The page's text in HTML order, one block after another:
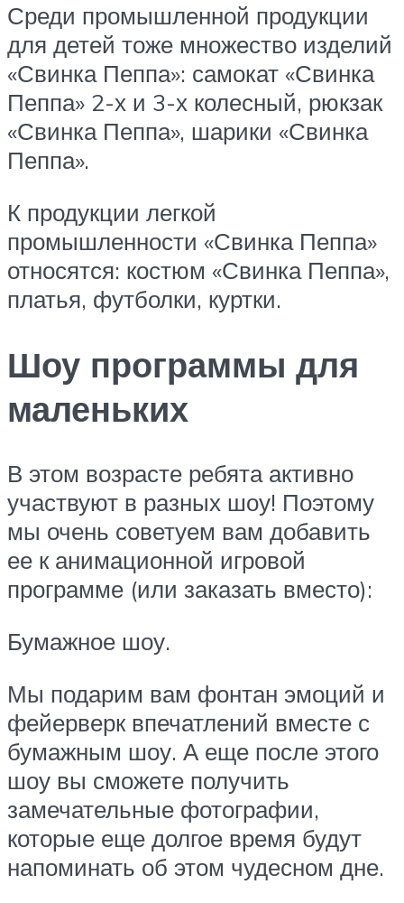
Среди промышленной продукции
для детей тоже множество изделий
«Свинка Пеппа»: самокат «Свинка
Пеппа» 2-х и 3-х колесный, рюкзак
«Свинка Пеппа», шарики «Свинка
Пеппа».
К продукции легкой
промышленности «Свинка Пеппа»
относятся: костюм «Свинка Пеппа»,
платья, футболки, куртки.
Шоу программы для
маленьких
В этом возрасте ребята активно
участвуют в разных шоу! Поэтому
мы очень советуем вам добавить
ее к анимационной игровой
программе (или заказать вместо):
Бумажное шоу.
Мы подарим вам фонтан эмоций и
фейерверк впечатлений вместе с
бумажным шоу. А еще после этого
шоу вы сможете получить
замечательные фотографии,
которые еще долгое время будут
напоминать об этом чудесном дне.